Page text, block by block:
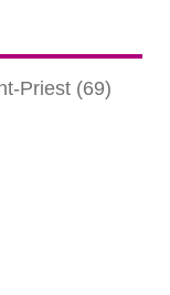
Priest (69)